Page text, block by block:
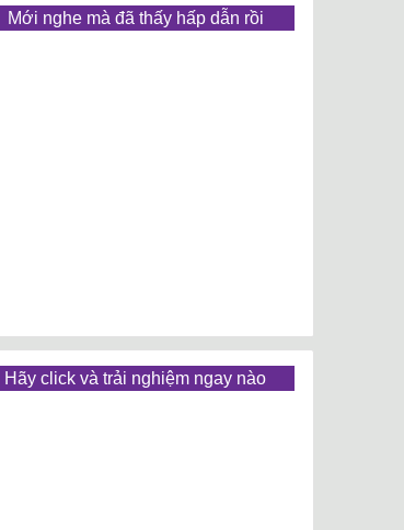
Mới nghe mà đã thấy hấp dẫn rồi
Hãy click và trải nghiệm ngay nào